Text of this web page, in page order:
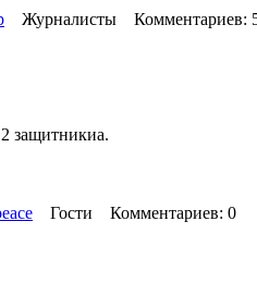
Журналисты Комментариев:
защитникиа.
Гости Комментариев: 0